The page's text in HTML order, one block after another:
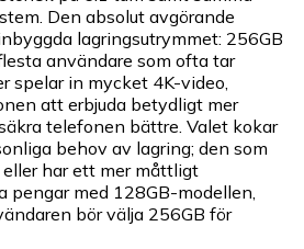
Den absolut avgörande
lagringsutrymmet: 256GB
användare som ofta tar
spelar in mycket 4K-video,
att erbjuda betydligt mer
telefonen bättre. Valet kokar
behov av lagring; den som
har ett mer måttligt
pengar med 128GB-modellen,
bör välja 256GB för